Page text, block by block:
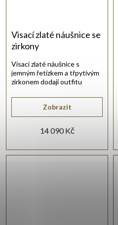
Visací zlaté náušnice se
zirkony
14 090 Kč
Zobrazit
Visací zlaté náušnice s
jemným řetízkem a třpytivým
zirkonem dodají outfitu